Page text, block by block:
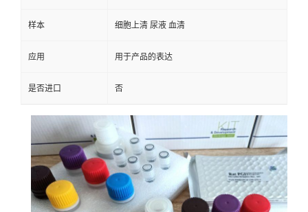
样本 细胞上清 尿液 血清
应用 用于产品的表达
是否进口 否